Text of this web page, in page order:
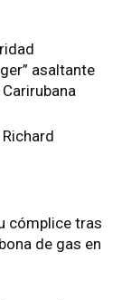
asaltante
cómplice tras
de gas en